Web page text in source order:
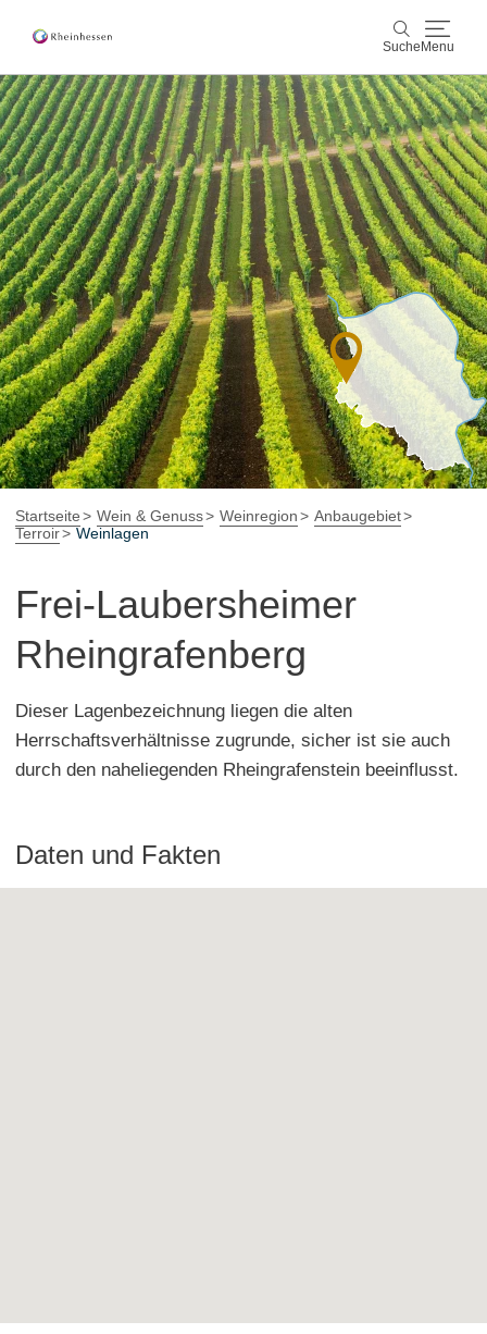
Suche Menu
Suche
Wein & Genuss
Aktiv & Natur
Kultur & Städte
Veranstaltungen
Buchung & Service
ShopRheinhessen-Blog Karte
Startseite Wein & Genuss Weinregion
Anbaugebiet
Terroir
Weinlagen
Frei-Laubersheimer
Rheingrafenberg
Dieser Lagenbezeichnung liegen die alten
Herrschaftsverhältnisse zugrunde, sicher ist sie auch
durch den naheliegenden Rheingrafenstein beeinflusst.
Daten und Fakten